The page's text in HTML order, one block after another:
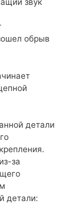
звук
обрыв
детали
за
детали: